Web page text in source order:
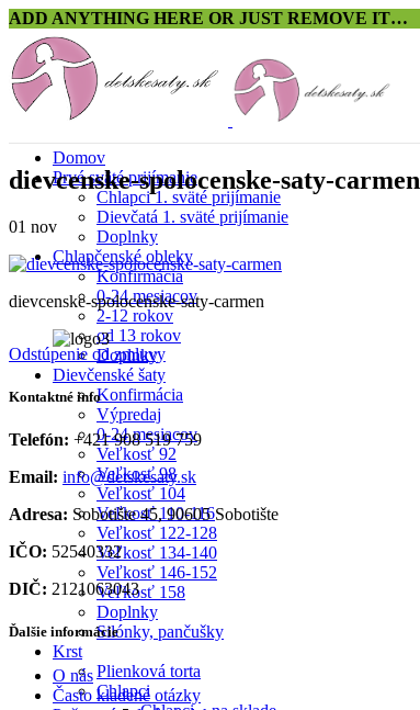
ADD ANYTHING HERE OR JUST REMOVE IT…
Domov
Prvé sväté prijímanie
Chlapci 1. sväté prijímanie
Dievčatá 1. sväté prijímanie
Doplnky
Chlapčenské obleky
Konfirmácia
0-24 mesiacov
2-12 rokov
od 13 rokov
Doplnky
Dievčenské šaty
Konfirmácia
Výpredaj
0-24 mesiacov
Veľkosť 92
Veľkosť 98
Veľkosť 104
Veľkosť 110-116
Veľkosť 122-128
Veľkosť 134-140
Veľkosť 146-152
Veľkosť 158
Doplnky
Silónky, pančušky
Krst
Plienková torta
Chlapci
dievcenske-spolocenske-saty-carmen
01 nov
dievcenske-spolocenske-saty-carmen
Odstúpenie od zmluvy
Kontaktné info
Telefón: +421 908 519 759
Email: info@detskesaty.sk
Adresa: Sobotište 45, 90605 Sobotište
IČO: 52540332
DIČ: 2121063043
Ďalšie informácie
O nás
Často kladené otázky